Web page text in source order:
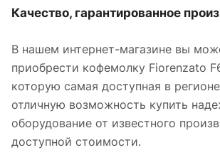
Качество, гарантированное
В нашем интернет-магазине вы
приобрести кофемолку Fiorenzato
которую самая доступная в
отличную возможность купить
оборудование от известного
доступной стоимости.